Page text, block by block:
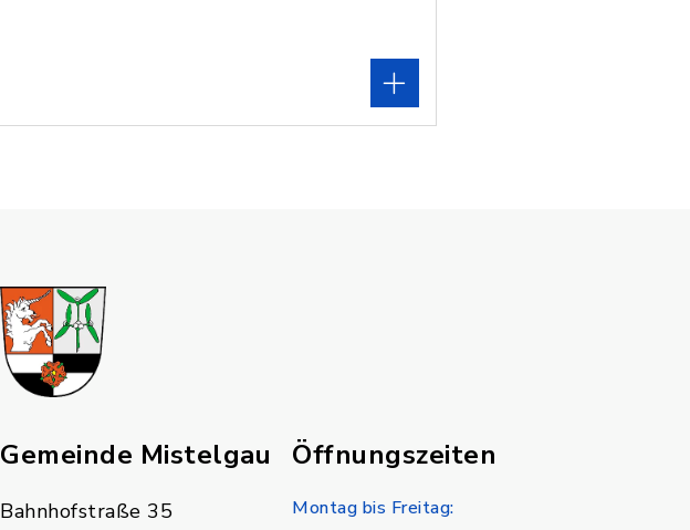
Gemeinde Mistelgau
Bahnhofstraße 35
Öffnungszeiten
Montag bis Freitag: